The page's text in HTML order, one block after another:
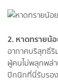
2. หาดทรายน้
อากาศบริสุทธิ์ริ
ผู้คนไม่พลุกพล่า
ปิกนิกที่นี่รับรอง